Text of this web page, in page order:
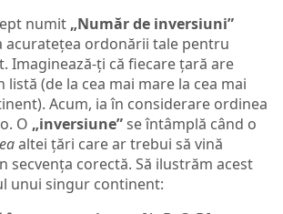
numit „Număr de inversiuni”
acuratețea ordonării tale pentru
Imaginează-ți că fiecare țară are
listă (de la cea mai mare la cea mai
Acum, ia în considerare ordinea
O „inversiune”se întâmplă când o
altei țări care ar trebui să vină
secvența corectă. Să ilustrăm acest
unui singur continent: